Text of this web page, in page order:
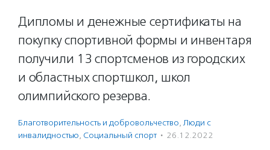
Дипломы и денежные сертификаты на
покупку спортивной формы и инвентаря
получили 13 спортсменов из городских
и областных спортшкол, школ
олимпийского резерва.
Благотвори­тель­ность и доброволь­чест­во, Люди с
инвалидностью, Социальный спорт · 26.12.2022